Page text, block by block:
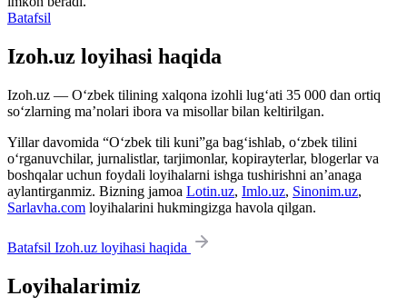
Batafsil
Izoh.uz loyihasi haqida
Izoh.uz — O‘zbek tilining xalqona izohli lug‘ati 35 000 dan ortiq
so‘zlarning ma’nolari ibora va misollar bilan keltirilgan.
Yillar davomida “O‘zbek tili kuni”ga bag‘ishlab, o‘zbek tilini
o‘rganuvchilar, jurnalistlar, tarjimonlar, kopirayterlar, blogerlar va
boshqalar uchun foydali loyihalarni ishga tushirishni an’anaga
aylantirganmiz. Bizning jamoa Lotin.uz, Imlo.uz, Sinonim.uz,
Sarlavha.com loyihalarini hukmingizga havola qilgan.
Batafsil Izoh.uz loyihasi haqida
Loyihalarimiz